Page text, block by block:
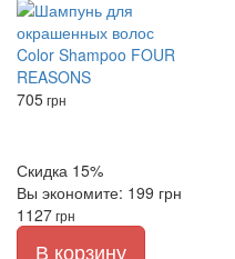
705грн
Скидка 15%
Вы экономите: 199 грн
1127грн
В корзину